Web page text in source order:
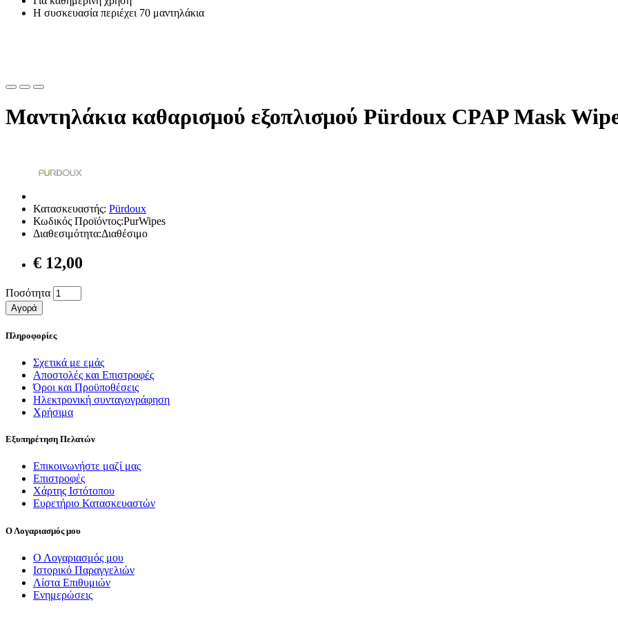
Η συσκευασία περιέχει 70 μαντηλάκια
Μαντηλάκια καθαρισμού εξοπλισμού Pürdoux CPAP Mask
Κατασκευαστής: Pürdoux
Κωδικός Προϊόντος:PurWipes
Διαθεσιμότητα:Διαθέσιμο
€ 12,00
Ποσότητα
Αγορά
Πληροφορίες
Σχετικά με εμάς
Αποστολές και Επιστροφές
Όροι και Προϋποθέσεις
Ηλεκτρονική συνταγογράφηση
Χρήσιμα
Εξυπηρέτηση Πελατών
Επικοινωνήστε μαζί μας
Επιστροφές
Χάρτης Ιστότοπου
Ευρετήριο Κατασκευαστών
Ο Λογαριασμός μου
Ο Λογαριασμός μου
Ιστορικό Παραγγελιών
Λίστα Επιθυμιών
Ενημερώσεις